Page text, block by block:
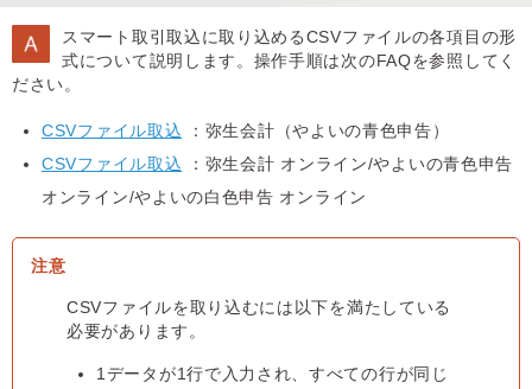
スマート取引取込に取り込めるCSVファイルの各項目の形
式について説明します。操作手順は次のFAQを参照してく
ださい。
CSVファイル取込 ：弥生会計（やよいの青色申告）
CSVファイル取込 ：弥生会計 オンライン/やよいの青色申告
オンライン/やよいの白色申告 オンライン
CSVファイルを取り込むには以下を満たしている
必要があります。
1データが1行で入力され、すべての行が同じ